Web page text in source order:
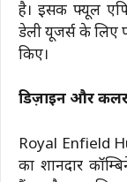
है। इसकी फ्यूल
डेली यूजर्स के लिए
किए।
डिज़ाइन और
Royal Enfield
का शानदार